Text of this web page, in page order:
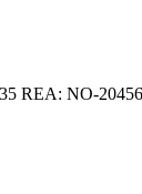
REA: NO-